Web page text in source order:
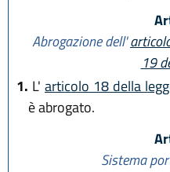
Abrogazione dell'
19
1. L' articolo 18 della
è abrogato.
Sistema